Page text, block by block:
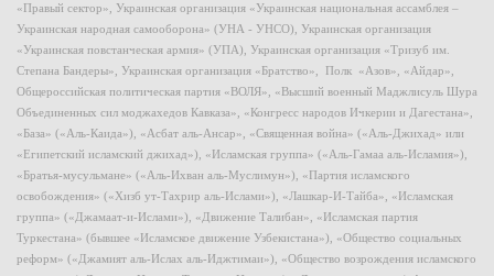
«Правый сектор», Украинская организация «Украинская национальная ассамблея –
Украинская народная самооборона» (УНА - УНСО), Украинская организация
«Украинская повстанческая армия» (УПА), Украинская организация «Тризуб им.
Степана Бандеры», Украинская организация «Братство», Полк «Азов», «Айдар»,
Общероссийская политическая партия «ВОЛЯ», «Высший военный Маджлисуль Шура
Объединенных сил моджахедов Кавказа», «Конгресс народов Ичкерии и Дагестана»,
«База» («Аль-Каида»), «Асбат аль-Ансар», «Священная война» («Аль-Джихад» или
«Египетский исламский джихад»), «Исламская группа» («Аль-Гамаа аль-Исламия»),
«Братья-мусульмане» («Аль-Ихван аль-Муслимун»), «Партия исламского
освобождения» («Хизб ут-Тахрир аль-Ислами»), «Лашкар-И-Тайба», «Исламская
группа» («Джамаат-и-Ислами»), «Движение Талибан», «Исламская партия
Туркестана» (бывшее «Исламское движение Узбекистана»), «Общество социальных
реформ» («Джамият аль-Ислах аль-Иджтимаи»), «Общество возрождения исламского